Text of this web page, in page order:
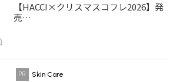
【HACCI×クリスマスコフレ2026】発
売…
Skin Care